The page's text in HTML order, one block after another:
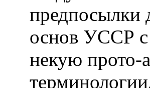
предпосылки
основ УССР с
некую прото-